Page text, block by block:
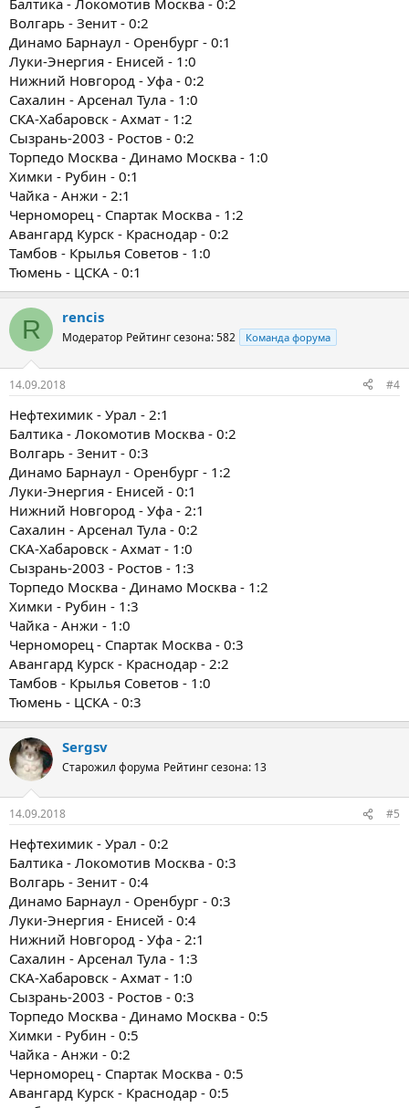
Балтика - Локомотив Москва - 0:2
Волгарь - Зенит - 0:2
Динамо Барнаул - Оренбург - 0:1
Луки-Энергия - Енисей - 1:0
Нижний Новгород - Уфа - 0:2
Сахалин - Арсенал Тула - 1:0
СКА-Хабаровск - Ахмат - 1:2
Сызрань-2003 - Ростов - 0:2
Торпедо Москва - Динамо Москва - 1:0
Химки - Рубин - 0:1
Чайка - Анжи - 2:1
Черноморец - Спартак Москва - 1:2
Авангард Курск - Краснодар - 0:2
Тамбов - Крылья Советов - 1:0
Тюмень - ЦСКА - 0:1
R rencis
Модератор Рейтинг сезона: 582 Команда форума
14.09.2018 #4
Нефтехимик - Урал - 2:1
Балтика - Локомотив Москва - 0:2
Волгарь - Зенит - 0:3
Динамо Барнаул - Оренбург - 1:2
Луки-Энергия - Енисей - 0:1
Нижний Новгород - Уфа - 2:1
Сахалин - Арсенал Тула - 0:2
СКА-Хабаровск - Ахмат - 1:0
Сызрань-2003 - Ростов - 1:3
Торпедо Москва - Динамо Москва - 1:2
Химки - Рубин - 1:3
Чайка - Анжи - 1:0
Черноморец - Спартак Москва - 0:3
Авангард Курск - Краснодар - 2:2
Тамбов - Крылья Советов - 1:0
Тюмень - ЦСКА - 0:3
Sergsv
Старожил форума Рейтинг сезона: 13
14.09.2018 #5
Нефтехимик - Урал - 0:2
Балтика - Локомотив Москва - 0:3
Волгарь - Зенит - 0:4
Динамо Барнаул - Оренбург - 0:3
Луки-Энергия - Енисей - 0:4
Нижний Новгород - Уфа - 2:1
Сахалин - Арсенал Тула - 1:3
СКА-Хабаровск - Ахмат - 1:0
Сызрань-2003 - Ростов - 0:3
Торпедо Москва - Динамо Москва - 0:5
Химки - Рубин - 0:5
Чайка - Анжи - 0:2
Черноморец - Спартак Москва - 0:5
Авангард Курск - Краснодар - 0:5